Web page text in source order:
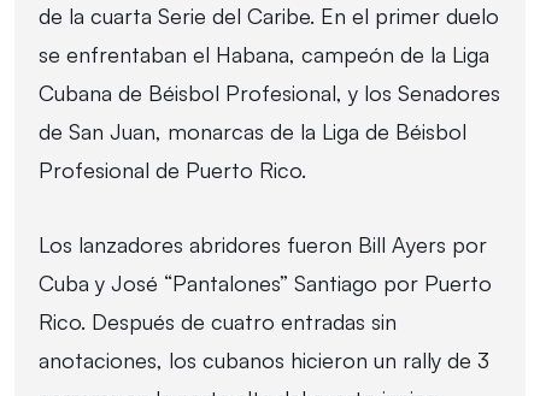
de la cuarta Serie del Caribe. En el primer duelo
se enfrentaban el Habana, campeón de la Liga
Cubana de Béisbol Profesional, y los Senadores
de San Juan, monarcas de la Liga de Béisbol
Profesional de Puerto Rico.
Los lanzadores abridores fueron Bill Ayers por
Cuba y José “Pantalones” Santiago por Puerto
Rico. Después de cuatro entradas sin
anotaciones, los cubanos hicieron un rally de 3